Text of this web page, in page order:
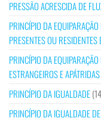
PRESSÃO ACRESCIDA DE
PRINCÍPIO DA
PRESENTES OU RESIDENTES
PRINCÍPIO DA
ESTRANGEIROS E APÁTRIDAS
PRINCÍPIO DA IGUALDADE
PRINCÍPIO DA IGUALDADE